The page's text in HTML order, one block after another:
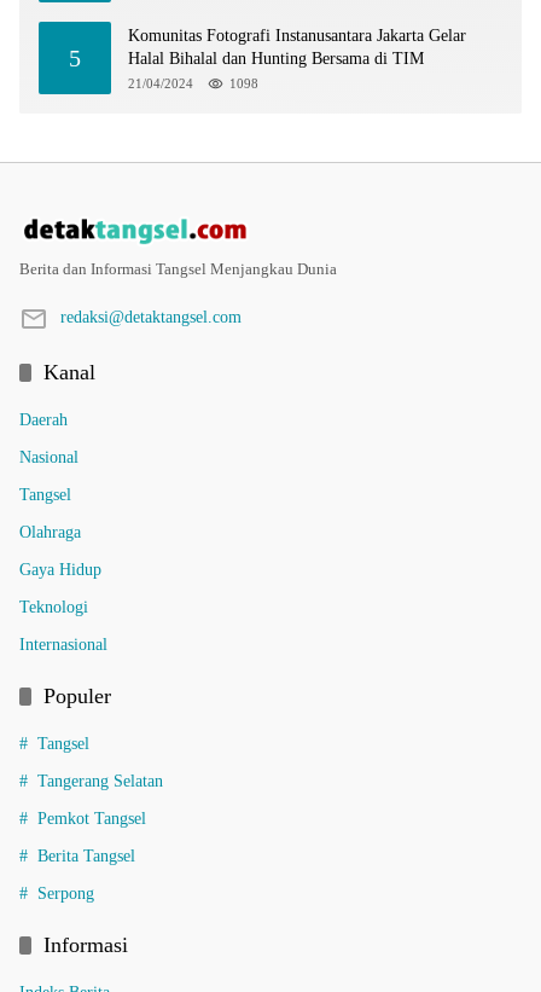
5
Komunitas Fotografi Instanusantara Jakarta Gelar
Halal Bihalal dan Hunting Bersama di TIM
21/04/2024 1098
Berita dan Informasi Tangsel Menjangkau Dunia
redaksi@detaktangsel.com
Kanal
Daerah
Nasional
Tangsel
Olahraga
Gaya Hidup
Teknologi
Internasional
Populer
Tangsel
Tangerang Selatan
Pemkot Tangsel
Berita Tangsel
Serpong
Informasi